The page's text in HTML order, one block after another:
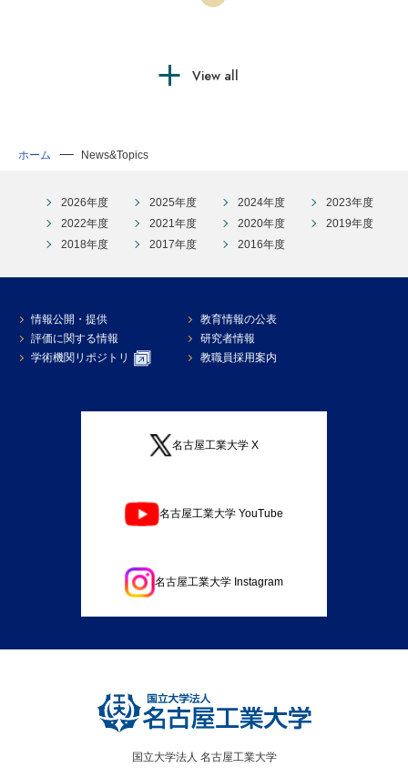
View all
ホーム News&Topics
2026年度 2025年度 2024年度
2023年度
2022年度
2021年度 2020年度
2019年度
2018年度
2017年度 2016年度
情報公開・提供
教育情報の公表
評価に関する情報
研究者情報
学術機関リポジトリ
教職員採用案内
名古屋工業大学 X
名古屋工業大学 YouTube
名古屋工業大学 Instagram
国立大学法人 名古屋工業大学